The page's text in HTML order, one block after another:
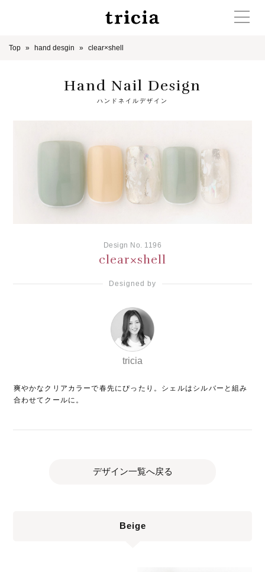
Top hand desgin clear×shell
Hand Nail Design
ハンドネイルデザイン
Design No. 1196
clear×shell
Designed by
tricia
爽やかなクリアカラーで春先にぴったり。シェルはシルバーと組み
合わせてクールに。
デザイン一覧へ戻る
Beige